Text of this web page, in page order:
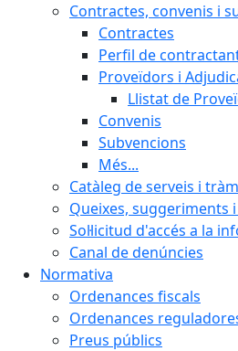
Contractes, convenis i
Contractes
Perfil de
Proveïdors i
Llistat de
Convenis
Subvencions
Més...
Catàleg de serveis i
Queixes, suggeriments
Sol·licitud d'accés a la
Canal de denúncies
Normativa
Ordenances fiscals
Ordenances
Preus públics